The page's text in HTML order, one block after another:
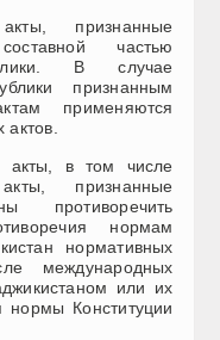
признанные
частью
В случае
признанным
применяются
акты, в том числе
признанные
противоречить
нормам
нормативных
международных
или их
нормы Конституции